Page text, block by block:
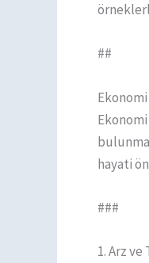
##
hayati
###
1. Arz ve